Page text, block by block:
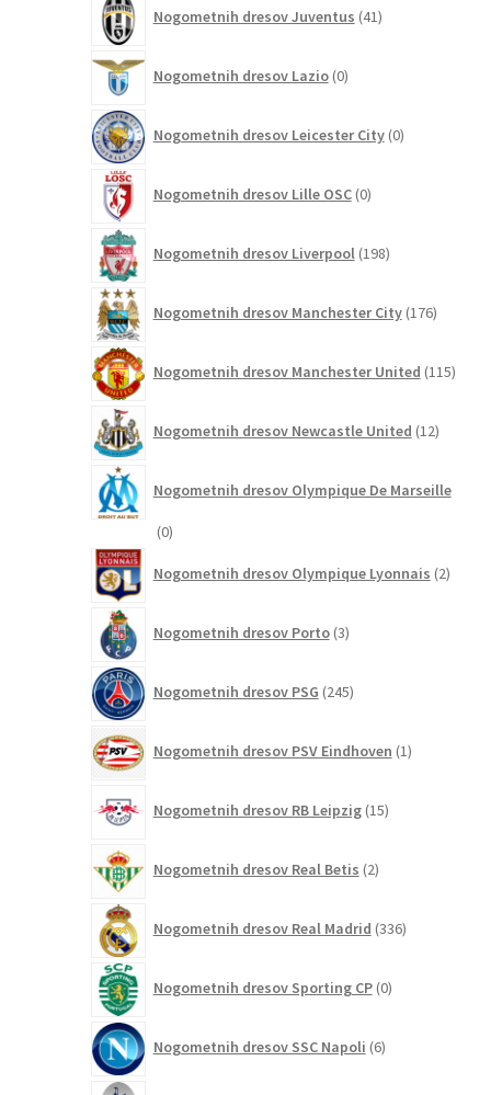
Nogometnih dresov Juventus 41izdelkov
Nogometnih dresov Lazio 0izdelkov
Nogometnih dresov Leicester City 0izdelkov
Nogometnih dresov Lille OSC 0izdelkov
Nogometnih dresov Liverpool 198izdelkov
Nogometnih dresov Manchester City 176izdelkov
Nogometnih dresov Manchester United 115
Nogometnih dresov Newcastle United 12izdelkov
Nogometnih dresov Olympique De Marseille
00
Nogometnih dresov Olympique Lyonnais 2izdelka
Nogometnih dresov Porto 3izdelki
Nogometnih dresov PSG 245izdelkov
Nogometnih dresov PSV Eindhoven 1izdelek
Nogometnih dresov RB Leipzig 15izdelkov
Nogometnih dresov Real Betis 2izdelka
Nogometnih dresov Real Madrid 336izdelkov
Nogometnih dresov Sporting CP 0izdelkov
Nogometnih dresov SSC Napoli 6izdelkov